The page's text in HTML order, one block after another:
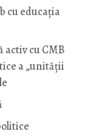
cu educaţia
activ cu CMB
a „unității